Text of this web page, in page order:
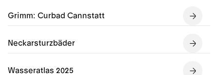
Grimm: Curbad Cannstatt
Neckarsturzbäder
Wasseratlas 2025